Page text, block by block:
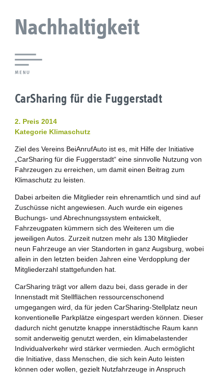
Nachhaltigkeit
Agendaforen
Zukunftsleitlinien
Nachhaltigkeitsbeirat
Berichterstattung
Biostadt
Zukunftspreis
Themen
Projekte
Zukunftstagung
Bildung für nachhaltige Entwicklung
Büro für Nachhaltigkeit
Aktuelles
CarSharing für die Fuggerstadt
2. Preis 2014
Kategorie Klimaschutz
Ziel des Vereins BeiAnrufAuto ist es, mit Hilfe der Initiative
„CarSharing für die Fuggerstadt“ eine sinnvolle Nutzung von
Fahrzeugen zu erreichen, um damit einen Beitrag zum
Klimaschutz zu leisten.
Dabei arbeiten die Mitglieder rein ehrenamtlich und sind auf
Zuschüsse nicht angewiesen. Auch wurde ein eigenes
Buchungs- und Abrechnungssystem entwickelt,
Fahrzeugpaten kümmern sich des Weiteren um die
jeweiligen Autos. Zurzeit nutzen mehr als 130 Mitglieder
neun Fahrzeuge an vier Standorten in ganz Augsburg, wobei
allein in den letzten beiden Jahren eine Verdopplung der
Mitgliederzahl stattgefunden hat.
CarSharing trägt vor allem dazu bei, dass gerade in der
Innenstadt mit Stellflächen ressourcenschonend
umgegangen wird, da für jeden CarSharing-Stellplatz neun
konventionelle Parkplätze eingespart werden können. Dieser
dadurch nicht genutzte knappe innerstädtische Raum kann
somit anderweitig genutzt werden, ein klimabelastender
Individualverkehr wird stärker vermieden. Auch ermöglicht
die Initiative, dass Menschen, die sich kein Auto leisten
können oder wollen, gezielt Nutzfahrzeuge in Anspruch